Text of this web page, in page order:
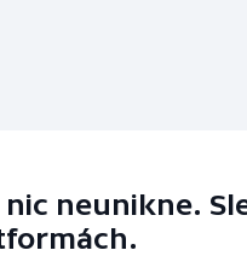
neunikne.